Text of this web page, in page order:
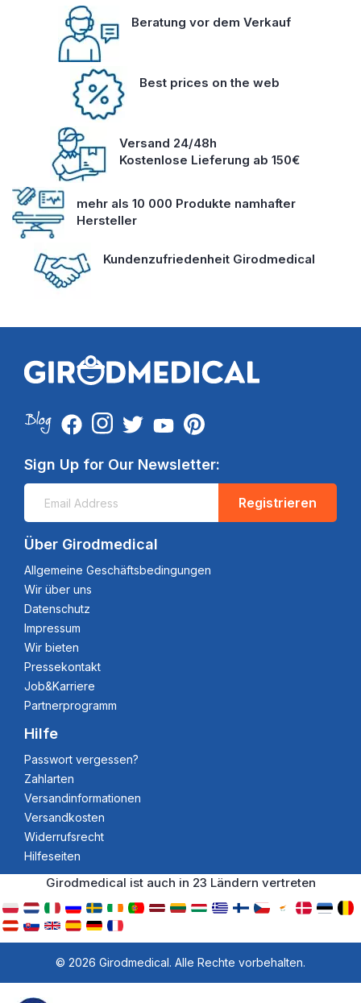
Beratung vor dem Verkauf
Best prices on the web
Versand 24/48h
Kostenlose Lieferung ab 150€
mehr als 10 000 Produkte namhafter
Hersteller
Kundenzufriedenheit Girodmedical
Sign Up for Our Newsletter:
Registrieren
Über Girodmedical
Allgemeine Geschäftsbedingungen
Wir über uns
Datenschutz
Impressum
Wir bieten
Pressekontakt
Job&Karriere
Partnerprogramm
Hilfe
Passwort vergessen?
Zahlarten
Versandinformationen
Versandkosten
Widerrufsrecht
Hilfeseiten
Girodmedical ist auch in 23 Ländern vertreten
© 2026 Girodmedical. Alle Rechte vorbehalten.